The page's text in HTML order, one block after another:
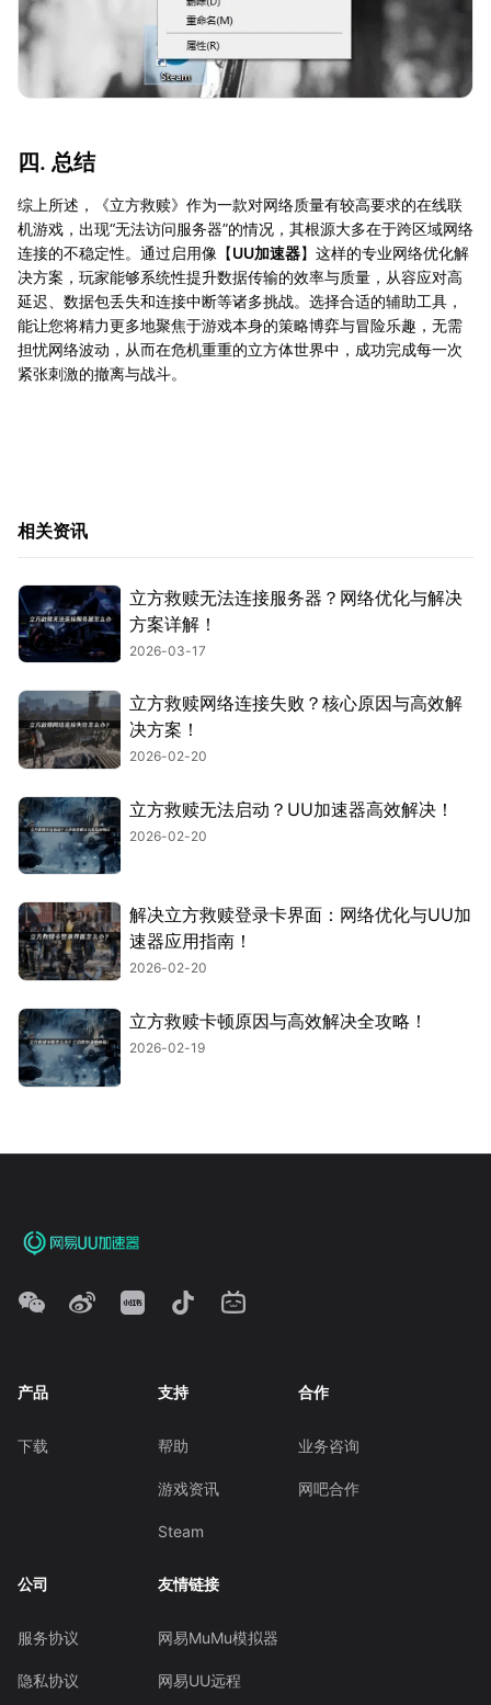
四. 总结
综上所述，《立方救赎》作为一款对网络质量有较高要求的在线联
机游戏，出现“无法访问服务器”的情况，其根源大多在于跨区域网络
连接的不稳定性。通过启用像【UU加速器】这样的专业网络优化解
决方案，玩家能够系统性提升数据传输的效率与质量，从容应对高
延迟、数据包丢失和连接中断等诸多挑战。选择合适的辅助工具，
能让您将精力更多地聚焦于游戏本身的策略博弈与冒险乐趣，无需
担忧网络波动，从而在危机重重的立方体世界中，成功完成每一次
紧张刺激的撤离与战斗。
相关资讯
立方救赎无法连接服务器？网络优化与解决
方案详解！
2026-03-17
立方救赎网络连接失败？核心原因与高效解
决方案！
2026-02-20
立方救赎无法启动？UU加速器高效解决！
2026-02-20
解决立方救赎登录卡界面：网络优化与UU加
速器应用指南！
2026-02-20
立方救赎卡顿原因与高效解决全攻略！
2026-02-19
产品
下载
支持
帮助
游戏资讯
Steam
合作
业务咨询
网吧合作
公司
服务协议
隐私协议
友情链接
网易MuMu模拟器
网易UU远程